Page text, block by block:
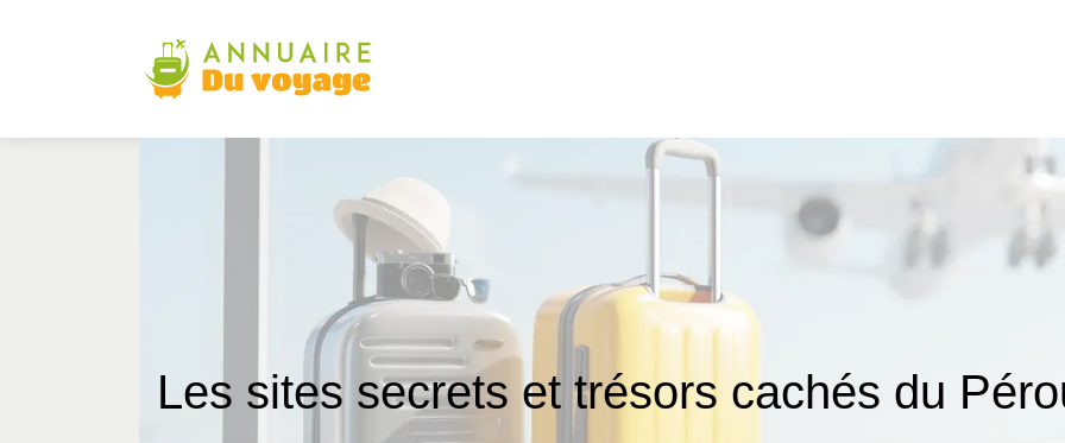
Les sites secrets et trésors cachés du